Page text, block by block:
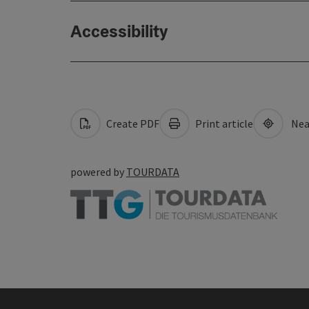
Accessibility
Create PDF Print article
powered by TOURDATA